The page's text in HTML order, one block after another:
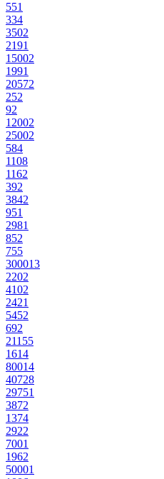
551
334
3502
2191
15002
1991
20572
252
92
12002
25002
584
1108
1162
392
3842
951
2981
852
755
300013
2202
4102
2421
5452
692
211 55
1614
80014
40728
29751
3872
1374
2922
7001
1962
50001